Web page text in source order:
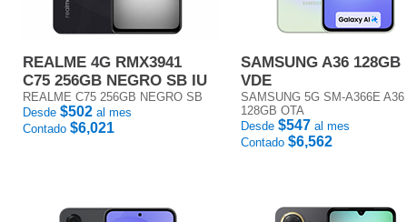
REALME 4G RMX3941
C75 256GB NEGRO SB IU
REALME C75 256GB NEGRO SB
Desde $502 al mes
Contado $6,021
SAMSUNG A36 128GB
VDE
SAMSUNG 5G SM-A366E A36
128GB OTA
Desde $547 al mes
Contado $6,562